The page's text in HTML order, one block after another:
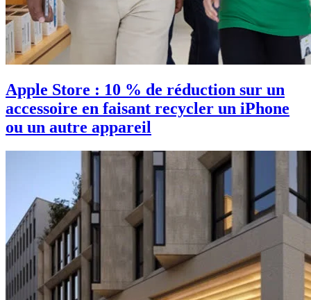
Apple Store : 10 % de réduction sur un
accessoire en faisant recycler un iPhone
ou un autre appareil